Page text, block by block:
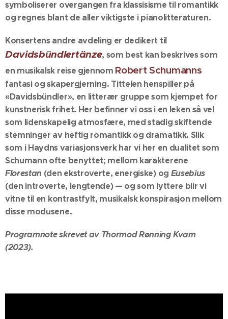
symboliserer overgangen fra klassisisme til romantikk
og regnes blant de aller viktigste i pianolitteraturen.
Konsertens andre avdeling er dedikert til
Davidsbündlertänze, som best kan beskrives som
en musikalsk reise gjennom Robert Schumanns
fantasi og skapergjerning. Tittelen henspiller på
«Davidsbündler», en litterær gruppe som kjempet for
kunstnerisk frihet. Her befinner vi oss i en leken så vel
som lidenskapelig atmosfære, med stadig skiftende
stemninger av heftig romantikk og dramatikk. Slik
som i Haydns variasjonsverk har vi her en dualitet som
Schumann ofte benyttet; mellom karakterene
Florestan (den ekstroverte, energiske) og Eusebius
(den introverte, lengtende) — og som lyttere blir vi
vitne til en kontrastfylt, musikalsk konspirasjon mellom
disse modusene.
Programnote skrevet av Thormod Rønning Kvam
(2023).